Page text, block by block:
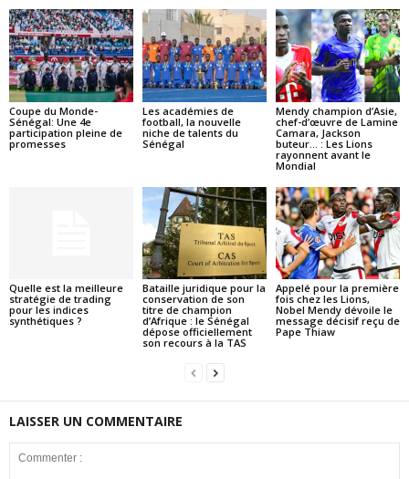
Coupe du Monde-
Sénégal: Une 4e
participation pleine de
promesses
Les académies de
football, la nouvelle
niche de talents du
Sénégal
Mendy champion d’Asie,
chef-d’œuvre de Lamine
Camara, Jackson
buteur… : Les Lions
rayonnent avant le
Mondial
Quelle est la meilleure
stratégie de trading
pour les indices
synthétiques ?
Bataille juridique pour la
conservation de son
titre de champion
d’Afrique : le Sénégal
dépose officiellement
son recours à la TAS
Appelé pour la première
fois chez les Lions,
Nobel Mendy dévoile le
message décisif reçu de
Pape Thiaw
LAISSER UN COMMENTAIRE